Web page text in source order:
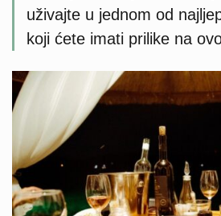
uživajte u jednom od
koji ćete imati prilike na